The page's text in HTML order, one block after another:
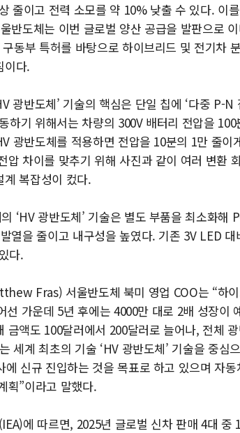
줄이고 전력 소모를 약 10% 낮출 수 있다. 이
반도체는 이번 글로벌 양산 공급을 발판으로
동부 특허를 바탕으로 하이브리드 및 전기차
이다.
광반도체’ 기술의 핵심은 단일 칩에 ‘다중
하기 위해서는 차량의 300V 배터리 전압을
광반도체를 적용하면 전압을 10분의 1만 줄
압 차이를 맞추기 위해 사진과 같이 여러 변환
복잡성이 컸다.
‘HV 광반도체’ 기술은 별도 부품을 최소화해
열을 줄이고 내구성을 높였다. 기존 3V LED
다.
Fras) 서울반도체 북미 영업 COO는 “하
선 가운데 5년 후에는 4000만 대로 2배 성장이
금액도 100달러에서 200달러로 늘어나, 전체
세계 최초의 기술 ‘HV 광반도체’ 기술을 중
에 신규 진입하는 것을 목표로 하고 있으며 자
획”이라고 말했다.
에 따르면, 2025년 글로벌 신차 판매 4대